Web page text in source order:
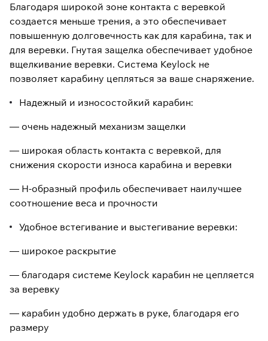
Благодаря широкой зоне контакта с веревкой
создается меньше трения, а это обеспечивает
повышенную долговечность как для карабина, так и
для веревки. Гнутая защелка обеспечивает удобное
вщелкивание веревки. Система Keylock не
позволяет карабину цепляться за ваше снаряжение.
Надежный и износостойкий карабин:
— очень надежный механизм защелки
— широкая область контакта с веревкой, для
снижения скорости износа карабина и веревки
— H-образный профиль обеспечивает наилучшее
соотношение веса и прочности
Удобное встегивание и выстегивание веревки:
— широкое раскрытие
— благодаря системе Keylock карабин не цепляется
за веревку
— карабин удобно держать в руке, благодаря его
размеру